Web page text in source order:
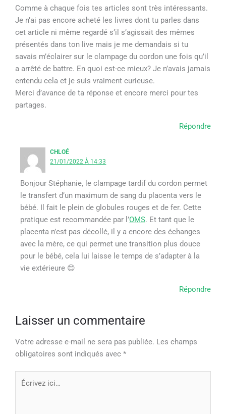
Comme à chaque fois tes articles sont très intéressants.
Je n’ai pas encore acheté les livres dont tu parles dans
cet article ni même regardé s’il s’agissait des mêmes
présentés dans ton live mais je me demandais si tu
savais m’éclairer sur le clampage du cordon une fois qu’il
a arrêté de battre. En quoi est-ce mieux? Je n’avais jamais
entendu cela et je suis vraiment curieuse.
Merci d’avance de ta réponse et encore merci pour tes
partages.
Répondre
CHLOÉ
21/01/2022 À 14:33
Bonjour Stéphanie, le clampage tardif du cordon permet
le transfert d’un maximum de sang du placenta vers le
bébé. Il fait le plein de globules rouges et de fer. Cette
pratique est recommandée par l’OMS. Et tant que le
placenta n’est pas décollé, il y a encore des échanges
avec la mère, ce qui permet une transition plus douce
pour le bébé, cela lui laisse le temps de s’adapter à la
vie extérieure 😊
Répondre
Laisser un commentaire
Votre adresse e-mail ne sera pas publiée. Les champs
obligatoires sont indiqués avec *
Écrivez
ici…